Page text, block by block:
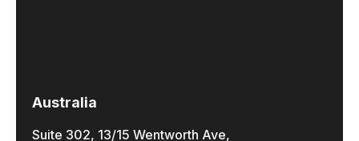
Australia
Suite 302, 13/15 Wentworth Ave,